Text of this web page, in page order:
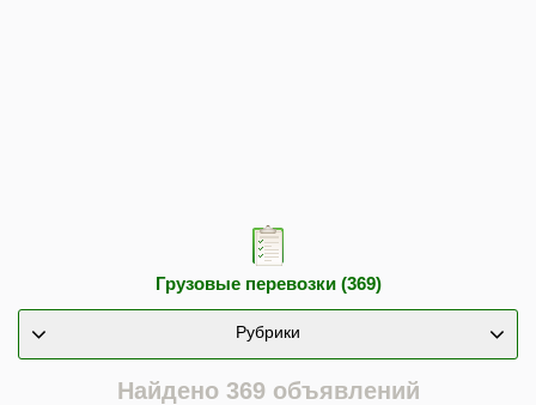
Грузовые перевозки (369)
Рубрики
Найдено 369 объявлений